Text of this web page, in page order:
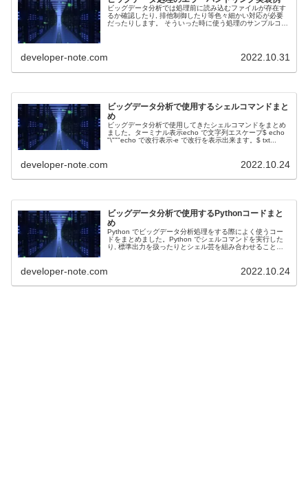
ビッグデータ分析では処理前に読み込むファイルが存在す
るか確認したり, 排他制御したり等色々細かい対応が必要
だったりします。 そういった時に使う処理のサンプルコー
developer-note.com 2022.10.31
ビッグデータ分析で使用するシェルコマンドまと
め
ビッグデータ分析で使用してきたシェルコマンドをまとめ
ました。ターミナル表示echo で文字列エスケープ$ echo
"\"""echo で改行表示-e で改行を表示出来ます。$ txt...
developer-note.com 2022.10.24
ビッグデータ分析で使用するPythonコードまと
め
Python でビッグデータ分析処理をする際によく使うコー
ドをまとめました。Python でシェルコマンドを実行した
り, 標準出力を扱ったりとシェル芸を組み合わせることも
developer-note.com 2022.10.24